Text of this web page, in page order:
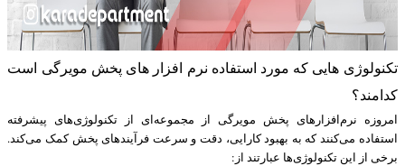
تکنولوژی هایی که مورد استفاده نرم افزار های پخش مویرگی است
کدامند؟
امروزه نرم‌افزارهای پخش مویرگی از مجموعه‌ای از تکنولوژی‌های پیشرفته
استفاده می‌کنند که به بهبود کارایی، دقت و سرعت فرآیندهای پخش کمک می‌کند.
برخی از این تکنولوژی‌ها عبارتند از: